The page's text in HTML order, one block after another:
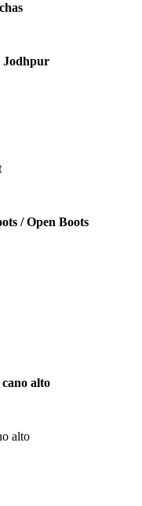
Jodhpur
/ Open Boots
alto
alto